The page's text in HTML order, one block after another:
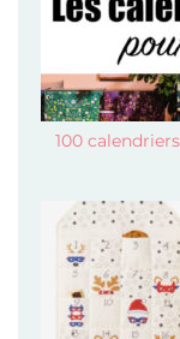
100